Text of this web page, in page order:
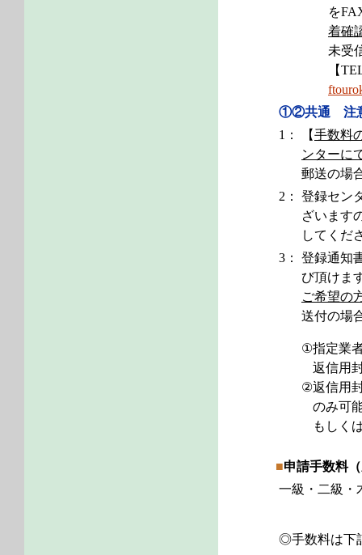
を
着確
未受
【
①②共通 注
1：
【手数料
ンターに
郵送の場
2：
登録セン
ざいます
してくだ
3：
登録通知
び頂けま
ご希望の
送付の場
①指定業
返信用
②返信用
のみ可
もしく
■申請手数料
一級・二級
◎手数料は下